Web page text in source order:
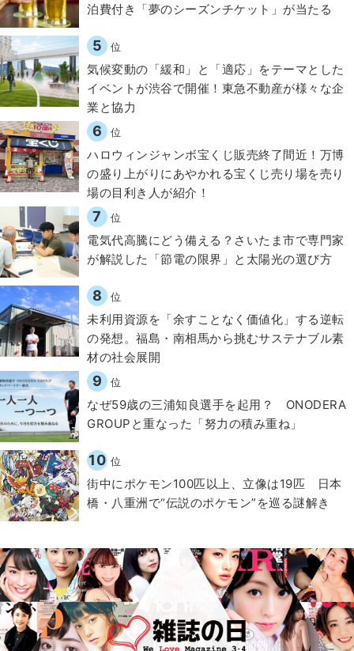
泊費付き「夢のシーズンチケット」が当たる
5 位
気候変動の「緩和」と「適応」をテーマとした
イベントが渋谷で開催！東急不動産が様々な企
業と協力
6 位
ハロウィンジャンボ宝くじ販売終了間近！万博
の盛り上がりにあやかれる宝くじ売り場を売り
場の目利き人が紹介！
7 位
電気代高騰にどう備える？さいたま市で専門家
が解説した「節電の限界」と太陽光の選び方
8 位
​​未利用資源を「余すことなく価値化」する逆転
の発想。福島・南相馬から挑むサステナブル素
材の社会展開​
9 位
なぜ59歳の三浦知良選手を起用？ ONODERA
GROUPと重なった「努力の積み重ね」
10 位
街中にポケモン100匹以上、立像は19匹 日本
橋・八重洲で“伝説のポケモン”を巡る謎解き